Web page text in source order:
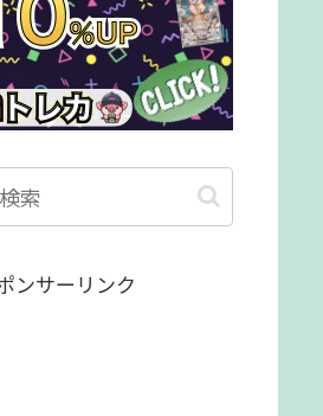
ンサーリンク